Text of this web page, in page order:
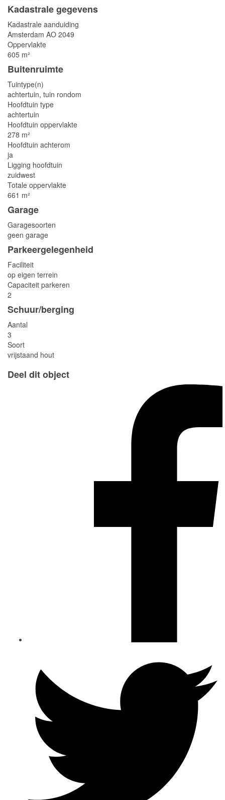
Kadastrale gegevens
Kadastrale aanduiding
Amsterdam AO 2049
Oppervlakte
605 m²
Buitenruimte
Tuintype(n)
achtertuin, tuin rondom
Hoofdtuin type
achtertuin
Hoofdtuin oppervlakte
278 m²
Hoofdtuin achterom
ja
Ligging hoofdtuin
zuidwest
Totale oppervlakte
661 m²
Garage
Garagesoorten
geen garage
Parkeergelegenheid
Faciliteit
op eigen terrein
Capaciteit parkeren
2
Schuur/berging
Aantal
3
Soort
vrijstaand hout
Deel dit object